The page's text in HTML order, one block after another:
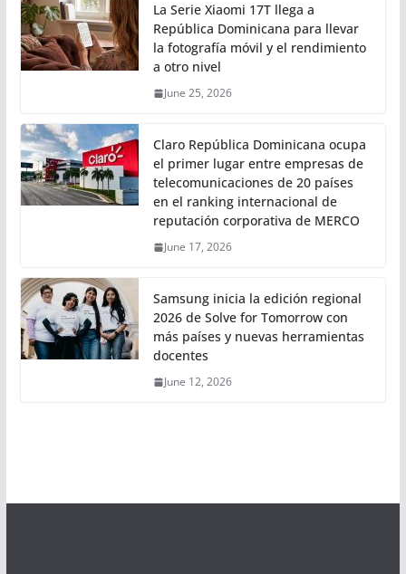
La Serie Xiaomi 17T llega a
República Dominicana para llevar
la fotografía móvil y el rendimiento
a otro nivel
June 25, 2026
Claro República Dominicana ocupa
el primer lugar entre empresas de
telecomunicaciones de 20 países
en el ranking internacional de
reputación corporativa de MERCO
June 17, 2026
Samsung inicia la edición regional
2026 de Solve for Tomorrow con
más países y nuevas herramientas
docentes
June 12, 2026